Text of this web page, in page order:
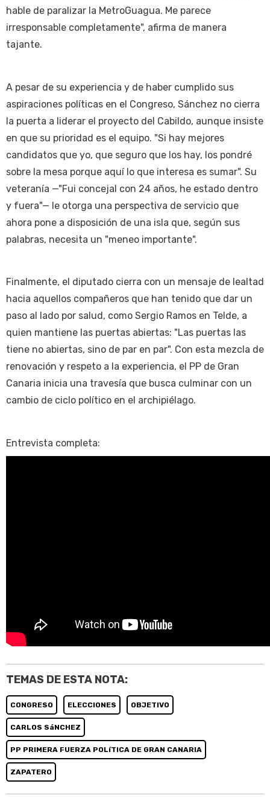
hable de paralizar la MetroGuagua. Me parece
irresponsable completamente", afirma de manera
tajante.
A pesar de su experiencia y de haber cumplido sus
aspiraciones políticas en el Congreso, Sánchez no cierra
la puerta a liderar el proyecto del Cabildo, aunque insiste
en que su prioridad es el equipo. "Si hay mejores
candidatos que yo, que seguro que los hay, los pondré
sobre la mesa porque aquí lo que interesa es sumar". Su
veteranía —"Fui concejal con 24 años, he estado dentro
y fuera"— le otorga una perspectiva de servicio que
ahora pone a disposición de una isla que, según sus
palabras, necesita un "meneo importante".
Finalmente, el diputado cierra con un mensaje de lealtad
hacia aquellos compañeros que han tenido que dar un
paso al lado por salud, como Sergio Ramos en Telde, a
quien mantiene las puertas abiertas: "Las puertas las
tiene no abiertas, sino de par en par". Con esta mezcla de
renovación y respeto a la experiencia, el PP de Gran
Canaria inicia una travesía que busca culminar con un
cambio de ciclo político en el archipiélago.
Entrevista completa:
TEMAS DE ESTA NOTA:
CONGRESO ELECCIONES OBJETIVO
CARLOS SáNCHEZ
PP PRIMERA FUERZA POLíTICA DE GRAN CANARIA
ZAPATERO